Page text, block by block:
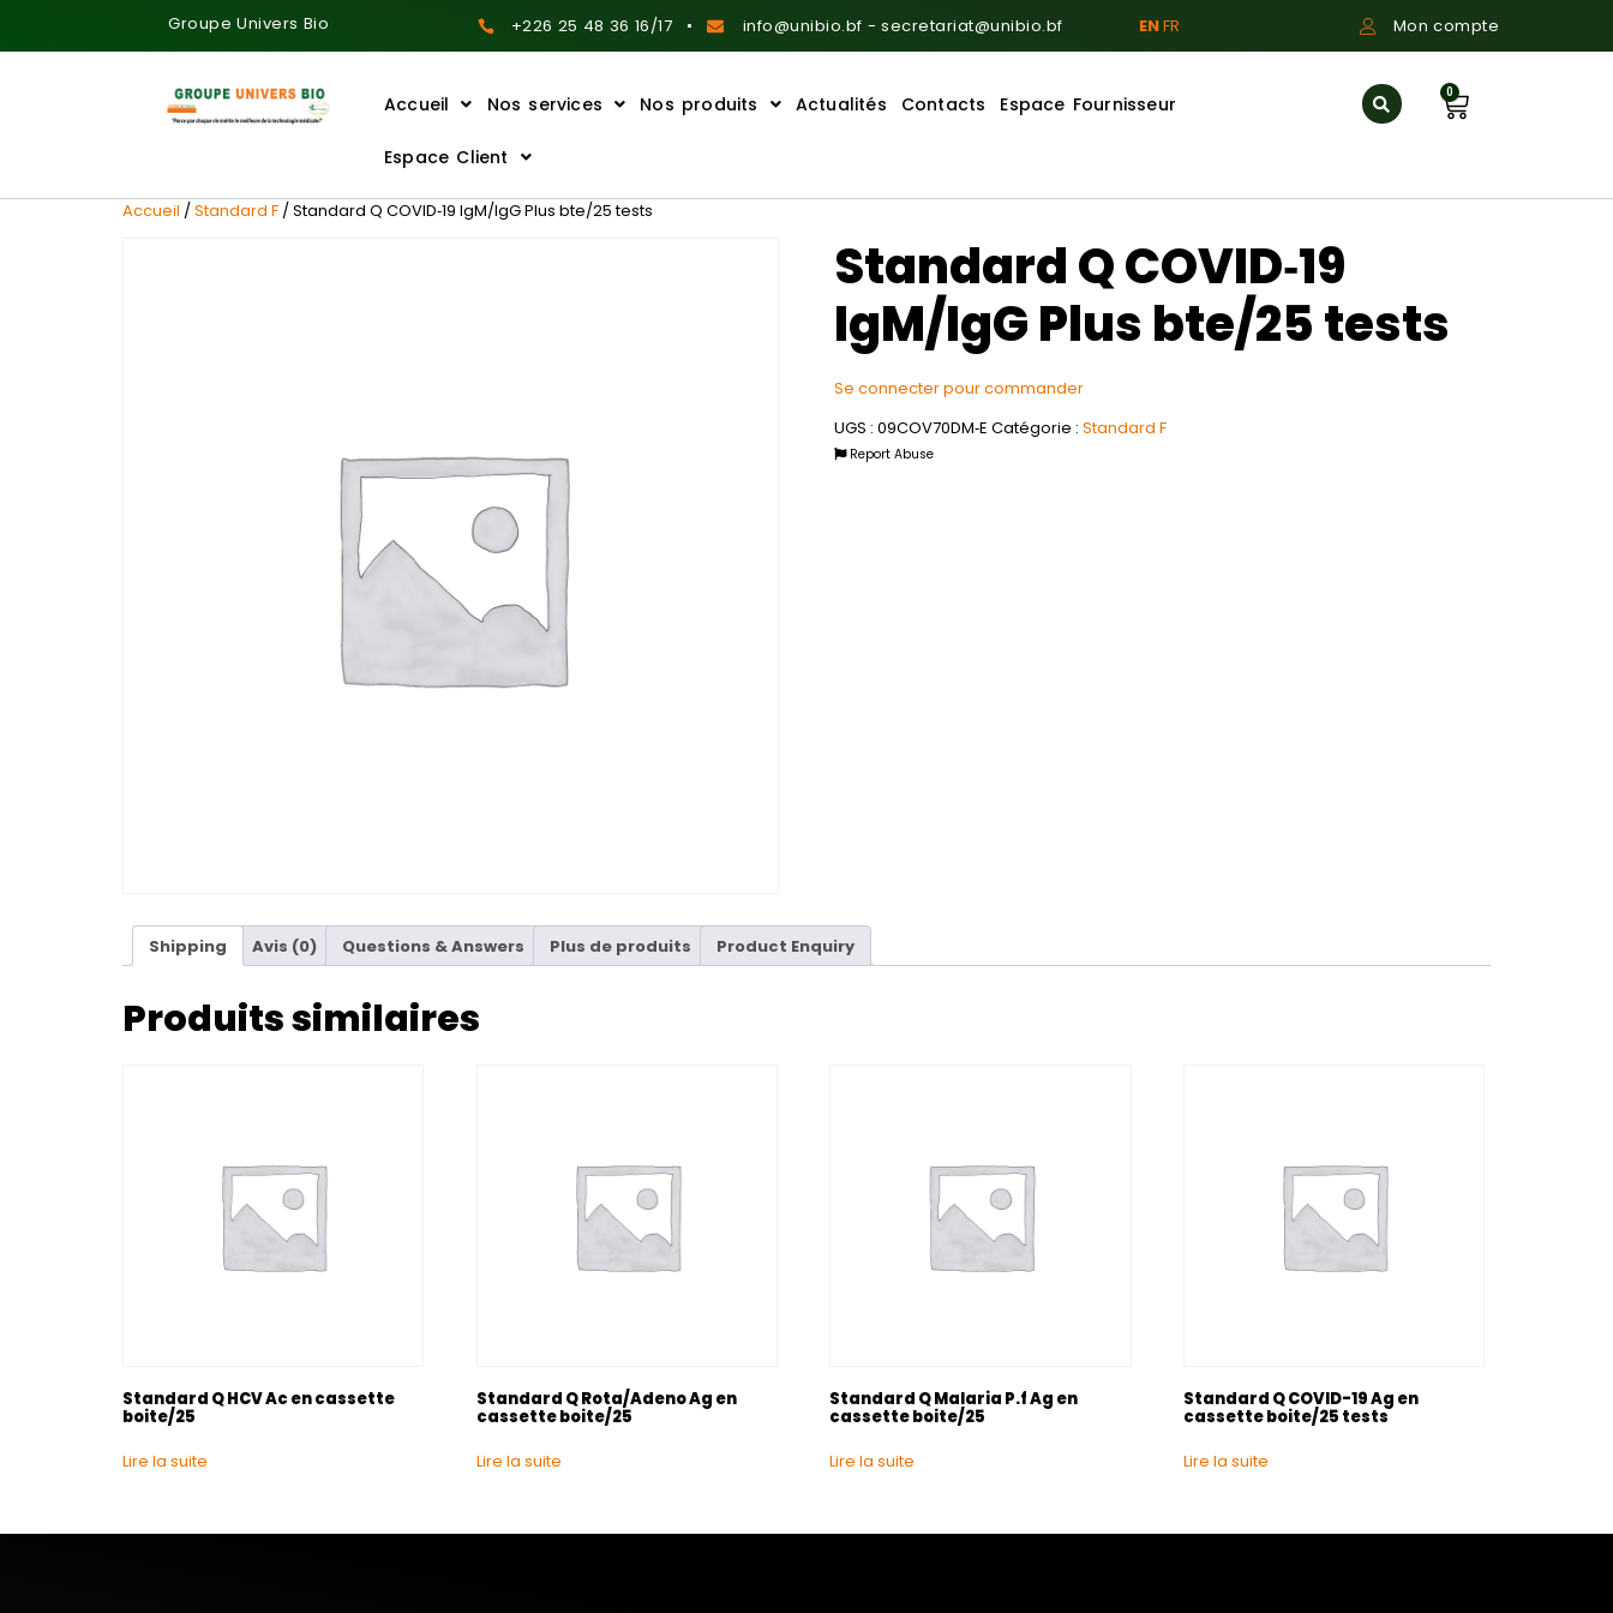
Groupe Univers Bio +226 25 48 36 16/17 info@unibio.bf - secretariat@unibio.bf ENFR Mon compte
Accueil Nos services Nos produits Actualités Contacts Espace Fournisseur
Espace Client
0
Accueil /Standard F / Standard Q COVID‐19 IgM/IgG Plus bte/25 tests
Standard Q COVID‐19
IgM/IgG Plus bte/25 tests
Se connecter pour commander
UGS : 09COV70DM‐E Catégorie : Standard F
Report Abuse
Shipping Avis (0) Questions & Answers Plus de produits Product Enquiry
Produits similaires
Standard Q HCV Ac en cassette
boite/25
Lire la suite
Standard Q Rota/Adeno Ag en
cassette boite/25
Lire la suite
Standard Q Malaria P.f Ag en
cassette boite/25
Lire la suite
Standard Q COVID-19 Ag en
cassette boite/25 tests
Lire la suite